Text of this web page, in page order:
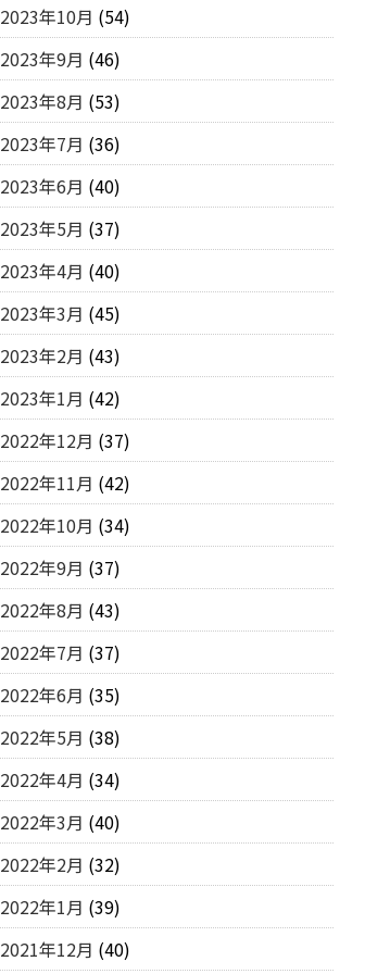
2023年10月 (54)
2023年9月 (46)
2023年8月 (53)
2023年7月 (36)
2023年6月 (40)
2023年5月 (37)
2023年4月 (40)
2023年3月 (45)
2023年2月 (43)
2023年1月 (42)
2022年12月 (37)
2022年11月 (42)
2022年10月 (34)
2022年9月 (37)
2022年8月 (43)
2022年7月 (37)
2022年6月 (35)
2022年5月 (38)
2022年4月 (34)
2022年3月 (40)
2022年2月 (32)
2022年1月 (39)
2021年12月 (40)